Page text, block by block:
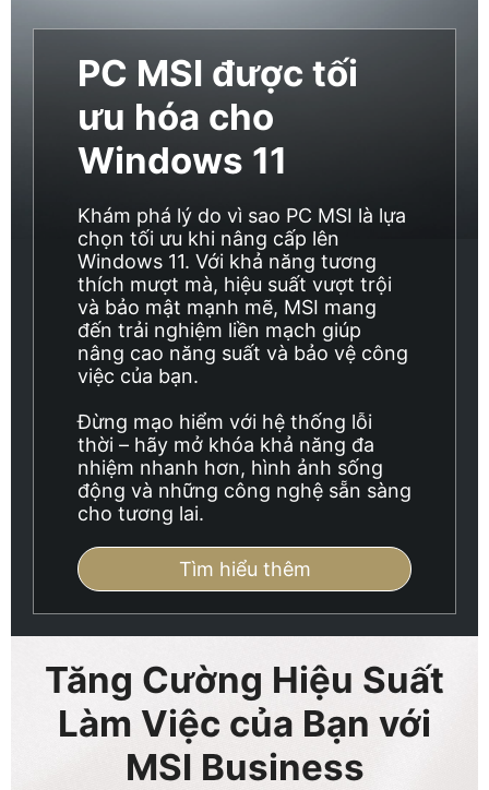
PC MSI được tối
ưu hóa cho
Windows 11
Khám phá lý do vì sao PC MSI là lựa
chọn tối ưu khi nâng cấp lên
Windows 11. Với khả năng tương
thích mượt mà, hiệu suất vượt trội
và bảo mật mạnh mẽ, MSI mang
đến trải nghiệm liền mạch giúp
nâng cao năng suất và bảo vệ công
việc của bạn.
Đừng mạo hiểm với hệ thống lỗi
thời – hãy mở khóa khả năng đa
nhiệm nhanh hơn, hình ảnh sống
động và những công nghệ sẵn sàng
cho tương lai.
Tìm hiểu thêm
Tăng Cường Hiệu Suất
Làm Việc của Bạn với
MSI Business